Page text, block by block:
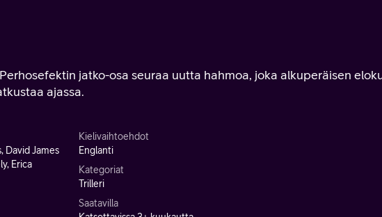
jatko-osa seuraa uutta hahmoa, joka alkuperäisen
ajassa.
David James
Erica
Kielivaihtoehdot
Englanti
Kategoriat
Trilleri
Saatavilla